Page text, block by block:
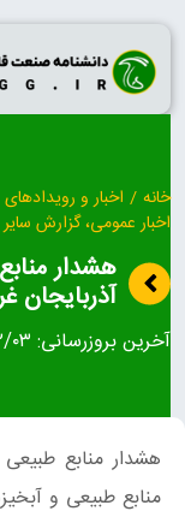
Skip
content
خانه / اخبار و
اخبار عمومی، گزارش سایر
هشدار
آذربایجان
آخرین بروزرسانی:
هشدار منابع
منابع طبیعی و